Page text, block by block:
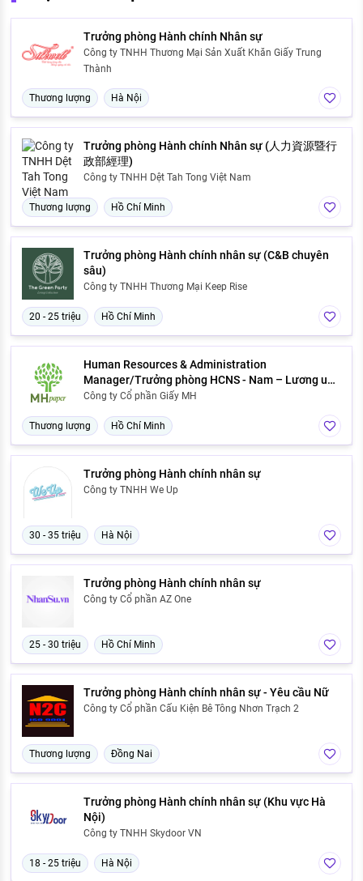
Trưởng phòng Hành chính Nhân sự
Công ty TNHH Thương Mại Sản Xuất Khăn Giấy Trung
Thành
Thương lượng Hà Nội
Trưởng phòng Hành chính Nhân sự (人力資源暨行
政部經理)
Công ty TNHH Dệt Tah Tong Việt Nam
Thương lượng Hồ Chí Minh
Trưởng phòng Hành chính nhân sự (C&B chuyên
sâu)
Công ty TNHH Thương Mại Keep Rise
20 - 25 triệu Hồ Chí Minh
Human Resources & Administration
Manager/Trưởng phòng HCNS - Nam – Lương up
to 30 triệu - Bình Tân
Công ty Cổ phần Giấy MH
Thương lượng Hồ Chí Minh
Trưởng phòng Hành chính nhân sự
Công ty TNHH We Up
30 - 35 triệu Hà Nội
Trưởng phòng Hành chính nhân sự
Công ty Cổ phần AZ One
25 - 30 triệu Hồ Chí Minh
Trưởng phòng Hành chính nhân sự - Yêu cầu Nữ
Công ty Cổ phần Cấu Kiện Bê Tông Nhơn Trạch 2
Thương lượng Đồng Nai
Trưởng phòng Hành chính nhân sự (Khu vực Hà
Nội)
Công ty TNHH Skydoor VN
18 - 25 triệu Hà Nội